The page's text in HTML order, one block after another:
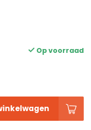
Op voorraad